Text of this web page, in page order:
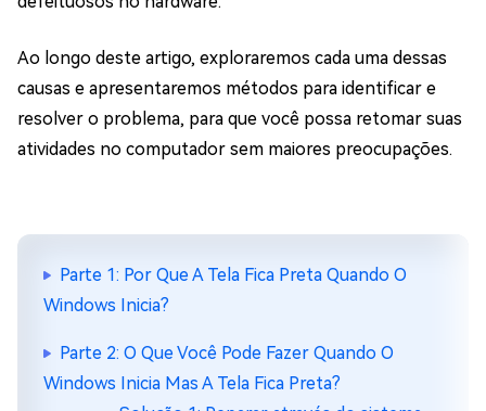
Ao longo deste artigo, exploraremos cada uma dessas
causas e apresentaremos métodos para identificar e
resolver o problema, para que você possa retomar suas
atividades no computador sem maiores preocupações.
Parte 1: Por Que A Tela Fica Preta Quando O
Windows Inicia?
Parte 2: O Que Você Pode Fazer Quando O
Windows Inicia Mas A Tela Fica Preta?